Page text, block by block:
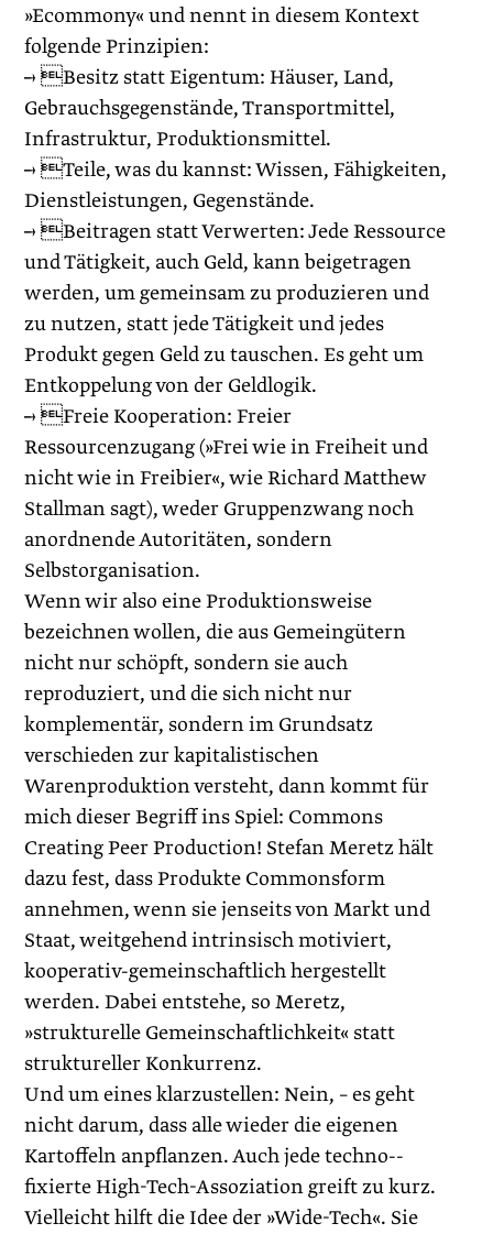
»Ecommony« und nennt in diesem Kontext
folgende Prinzipien:
→ Besitz statt Eigentum: Häuser, Land,
Gebrauchsgegenstände, Transportmittel,
Infrastruktur, Produktionsmittel.
→ Teile, was du kannst: Wissen, Fähigkeiten,
Dienstleistungen, Gegenstände.
→ Beitragen statt Verwerten: Jede Ressource
und Tätigkeit, auch Geld, kann beigetragen
werden, um gemeinsam zu produzieren und
zu nutzen, statt jede Tätigkeit und jedes
Produkt gegen Geld zu tauschen. Es geht um
Entkoppelung von der Geldlogik.
→ Freie Kooperation: Freier
Ressourcenzugang (»Frei wie in Freiheit und
nicht wie in Freibier«, wie Richard Matthew
Stallman sagt), weder Gruppenzwang noch
anordnende Autoritäten, sondern
Selbstorganisation.
Wenn wir also eine Produktionsweise
bezeichnen wollen, die aus Gemeingütern
nicht nur schöpft, sondern sie auch
reproduziert, und die sich nicht nur
komplementär, sondern im Grundsatz
verschieden zur kapitalistischen
Warenproduktion versteht, dann kommt für
mich dieser Begriff ins Spiel: Commons
Creating Peer Production! Stefan Meretz hält
dazu fest, dass Produkte Commonsform
annehmen, wenn sie jenseits von Markt und
Staat, weitgehend intrinsisch motiviert,
kooperativ-gemeinschaftlich hergestellt
werden. Dabei entstehe, so Meretz,
»strukturelle Gemeinschaftlichkeit« statt
struktureller Konkurrenz.
Und um eines klarzustellen: Nein, – es geht
nicht darum, dass alle wieder die eigenen
Kartoffeln anpflanzen. Auch jede techno-­
fixierte High-Tech-Assoziation greift zu kurz.
Vielleicht hilft die Idee der »Wide-Tech«. Sie